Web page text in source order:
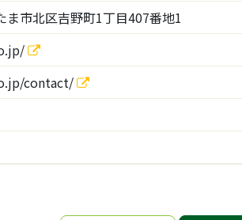
ま市北区吉野町1丁目407番地1
contact/